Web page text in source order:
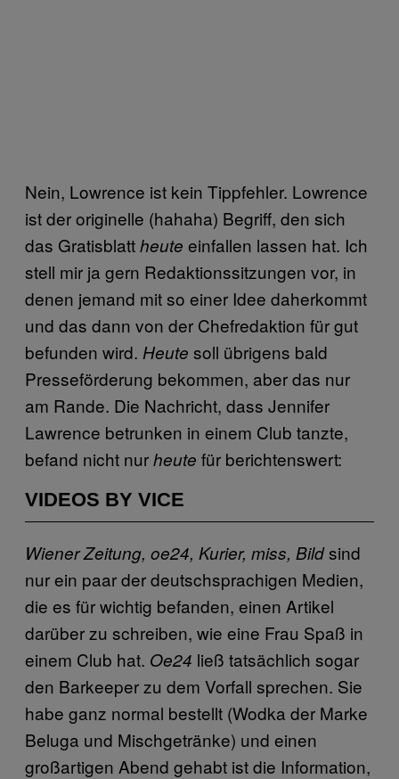
Nein, Lowrence ist kein Tippfehler. Lowrence
ist der originelle (hahaha) Begriff, den sich
das Gratisblattheute einfallen lassen hat. Ich
stell mir ja gern Redaktionssitzungen vor, in
denen jemand mit so einer Idee daherkommt
und das dann von der Chefredaktion für gut
befunden wird. Heute soll übrigens bald
Presseförderung bekommen, aber das nur
am Rande. Die Nachricht, dass Jennifer
Lawrence betrunken in einem Club tanzte,
befand nicht nurheute für berichtenswert:
VIDEOS BY VICE
Wiener Zeitung, oe24, Kurier, miss, Bildsind
nur ein paar der deutschsprachigen Medien,
die es für wichtig befanden, einen Artikel
darüber zu schreiben, wie eine Frau Spaß in
einem Club hat. Oe24 ließ tatsächlich sogar
den Barkeeper zu dem Vorfall sprechen. Sie
habe ganz normal bestellt (Wodka der Marke
Beluga und Mischgetränke) und einen
großartigen Abend gehabt ist die Information,